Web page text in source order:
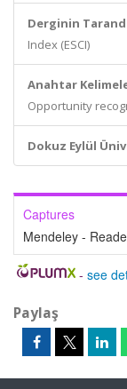
Derginin
Index (ESCI)
Anahtar
Opportunity
Dokuz Eylül
Captures
Mendeley -
- see
Paylaş